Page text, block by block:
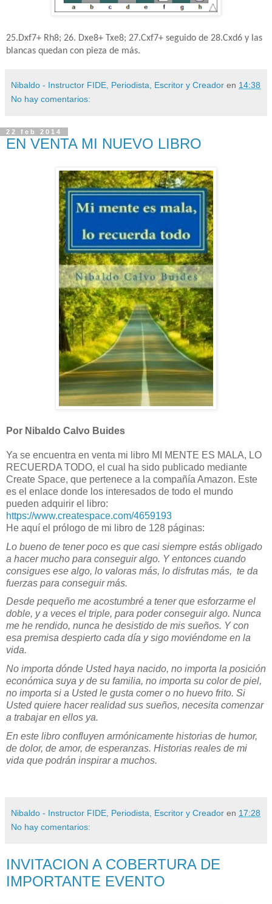
25.Dxf7+ Rh8; 26. Dxe8+ Txe8; 27.Cxf7+ seguido de 28.Cxd6 y las
blancas quedan con pieza de más.
Nibaldo - Instructor FIDE, Periodista, Escritor y Creador en 14:38
No hay comentarios:
22 feb 2014
EN VENTA MI NUEVO LIBRO
Por Nibaldo Calvo Buides
Ya se encuentra en venta mi libro MI MENTE ES MALA, LO
RECUERDA TODO, el cual ha sido publicado mediante
Create Space, que pertenece a la compañía Amazon. Este
es el enlace donde los interesados de todo el mundo
pueden adquirir el libro:
https://www.createspace.com/4659193
He aquí el prólogo de mi libro de 128 páginas:
Lo bueno de tener poco es que casi siempre estás obligado
a hacer mucho para conseguir algo. Y entonces cuando
consigues ese algo, lo valoras más, lo disfrutas más, te da
fuerzas para conseguir más.
Desde pequeño me acostumbré a tener que esforzarme el
doble, y a veces el triple, para poder conseguir algo. Nunca
me he rendido, nunca he desistido de mis sueños. Y con
esa premisa despierto cada día y sigo moviéndome en la
vida.
No importa dónde Usted haya nacido, no importa la posición
económica suya y de su familia, no importa su color de piel,
no importa si a Usted le gusta comer o no huevo frito. Si
Usted quiere hacer realidad sus sueños, necesita comenzar
a trabajar en ellos ya.
En este libro confluyen armónicamente historias de humor,
de dolor, de amor, de esperanzas. Historias reales de mi
vida que podrán inspirar a muchos.
Nibaldo - Instructor FIDE, Periodista, Escritor y Creador en 17:28
No hay comentarios:
INVITACION A COBERTURA DE
IMPORTANTE EVENTO